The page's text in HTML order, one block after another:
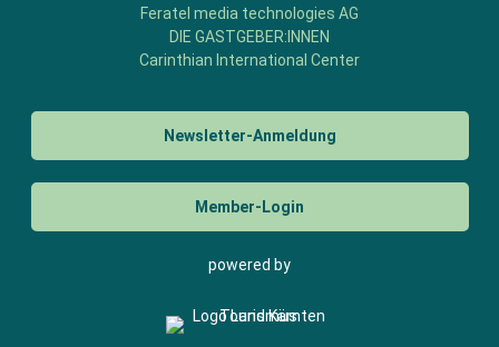
Feratel media technologies AG
DIE GASTGEBER:INNEN
Carinthian International Center
Newsletter-Anmeldung
Member-Login
powered by